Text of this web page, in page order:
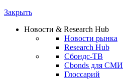
Закрыть
Новости & Research Hub
Новости рынка
Research Hub
Сбондс-ТВ
Cbonds для СМИ
Глоссарий